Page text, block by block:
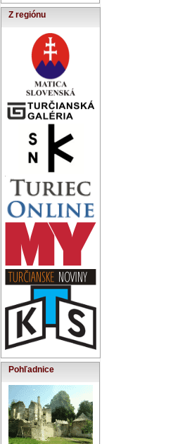
Z regiónu
Pohľadnice